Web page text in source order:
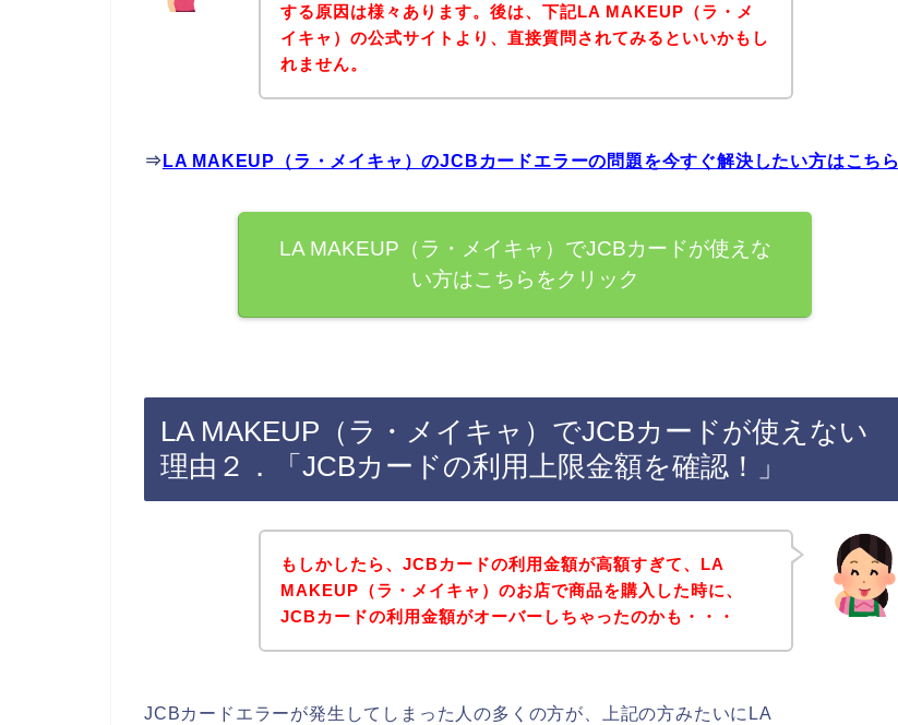
する原因は様々あります。後は、下記LA MAKEUP（ラ・メ
イキャ）の公式サイトより、直接質問されてみるといいかもし
れません。
⇒ LA MAKEUP（ラ・メイキャ）のJCBカードエラーの問題を今すぐ解決したい方はこちら
LA MAKEUP（ラ・メイキャ）でJCBカードが使えな
い方はこちらをクリック
LA MAKEUP（ラ・メイキャ）でJCBカードが使えない
理由２．「JCBカードの利用上限金額を確認！」
もしかしたら、JCBカードの利用金額が高額すぎて、LA
MAKEUP（ラ・メイキャ）のお店で商品を購入した時に、
JCBカードの利用金額がオーバーしちゃったのかも・・・
JCBカードエラーが発生してしまった人の多くの方が、上記の方みたいにLA